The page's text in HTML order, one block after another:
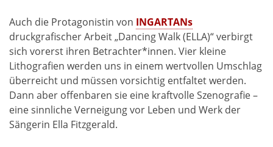
Auch die Protagonistin von INGARTANs
druckgrafischer Arbeit „Dancing Walk (ELLA)“ verbirgt
sich vorerst ihren Betrachter*innen. Vier kleine
Lithografien werden uns in einem wertvollen Umschlag
überreicht und müssen vorsichtig entfaltet werden.
Dann aber offenbaren sie eine kraftvolle Szenografie –
eine sinnliche Verneigung vor Leben und Werk der
Sängerin Ella Fitzgerald.